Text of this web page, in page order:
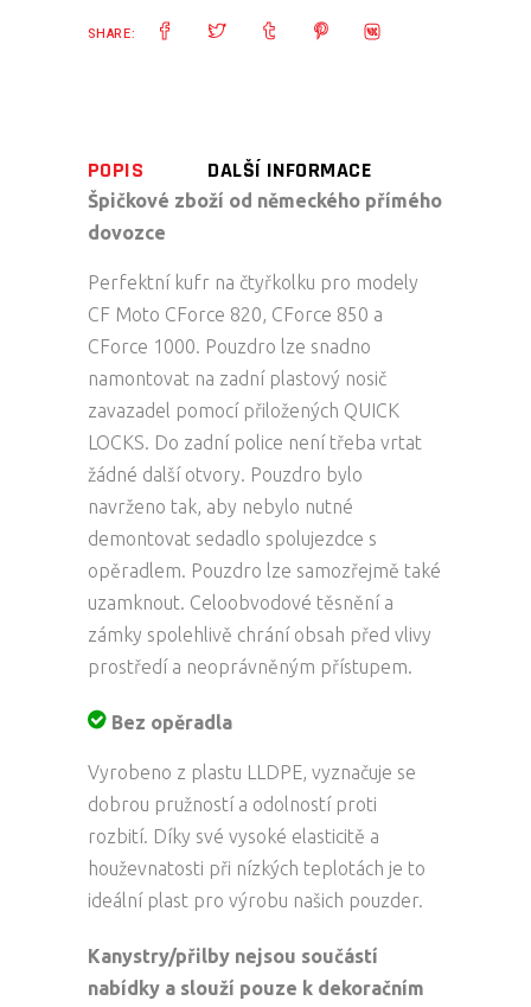
SHARE:
POPIS DALŠÍ INFORMACE
Špičkové zboží od německého přímého
dovozce
Perfektní kufr na čtyřkolku pro modely
CF Moto CForce 820, CForce 850 a
CForce 1000. Pouzdro lze snadno
namontovat na zadní plastový nosič
zavazadel pomocí přiložených QUICK
LOCKS. Do zadní police není třeba vrtat
žádné další otvory. Pouzdro bylo
navrženo tak, aby nebylo nutné
demontovat sedadlo spolujezdce s
opěradlem. Pouzdro lze samozřejmě také
uzamknout. Celoobvodové těsnění a
zámky spolehlivě chrání obsah před vlivy
prostředí a neoprávněným přístupem.
Bez opěradla
Vyrobeno z plastu LLDPE, vyznačuje se
dobrou pružností a odolností proti
rozbití. Díky své vysoké elasticitě a
houževnatosti při nízkých teplotách je to
ideální plast pro výrobu našich pouzder.
Kanystry/přilby nejsou součástí
nabídky a slouží pouze k dekoračním